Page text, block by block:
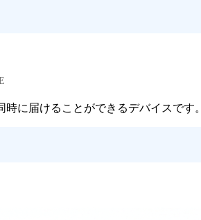
に届けることができるデバイスです。